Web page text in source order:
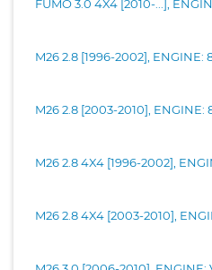
FUMO 3.0 4X4 [2010-...],
M26 2.8 [1996-2002], ENGINE:
M26 2.8 [2003-2010], ENGINE:
M26 2.8 4X4 [1996-2002],
M26 2.8 4X4 [2003-2010],